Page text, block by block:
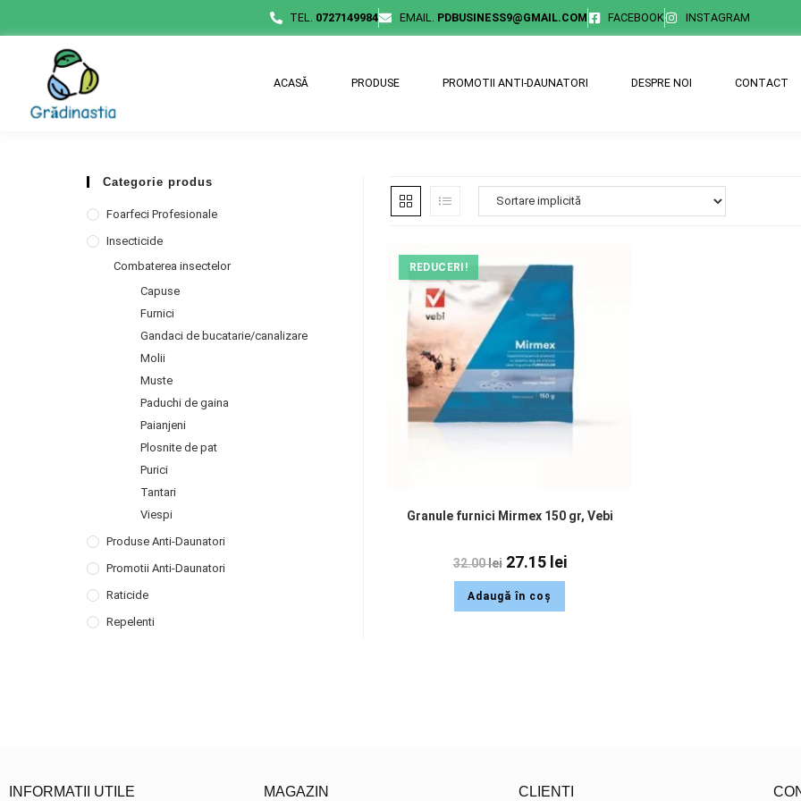
TEL. 0727149984 EMAIL. PDBUSINESS9@GMAIL.COM FACEBOOK INSTAGRAM
ACASĂ PRODUSE PROMOTII ANTI-DAUNATORI DESPRE NOI CONTACT
REDUCERI!
Granule furnici Mirmex 150 gr, Vebi
32.00lei 27.15 lei
Adaugă în coș
Categorie produs
Foarfeci Profesionale
Insecticide
Combaterea insectelor
Capuse
Furnici
Gandaci de bucatarie/canalizare
Molii
Muste
Paduchi de gaina
Paianjeni
Plosnite de pat
Purici
Tantari
Viespi
Produse Anti-Daunatori
Promotii Anti-Daunatori
Raticide
Repelenti
INFORMATII UTILE MAGAZIN CLIENTI